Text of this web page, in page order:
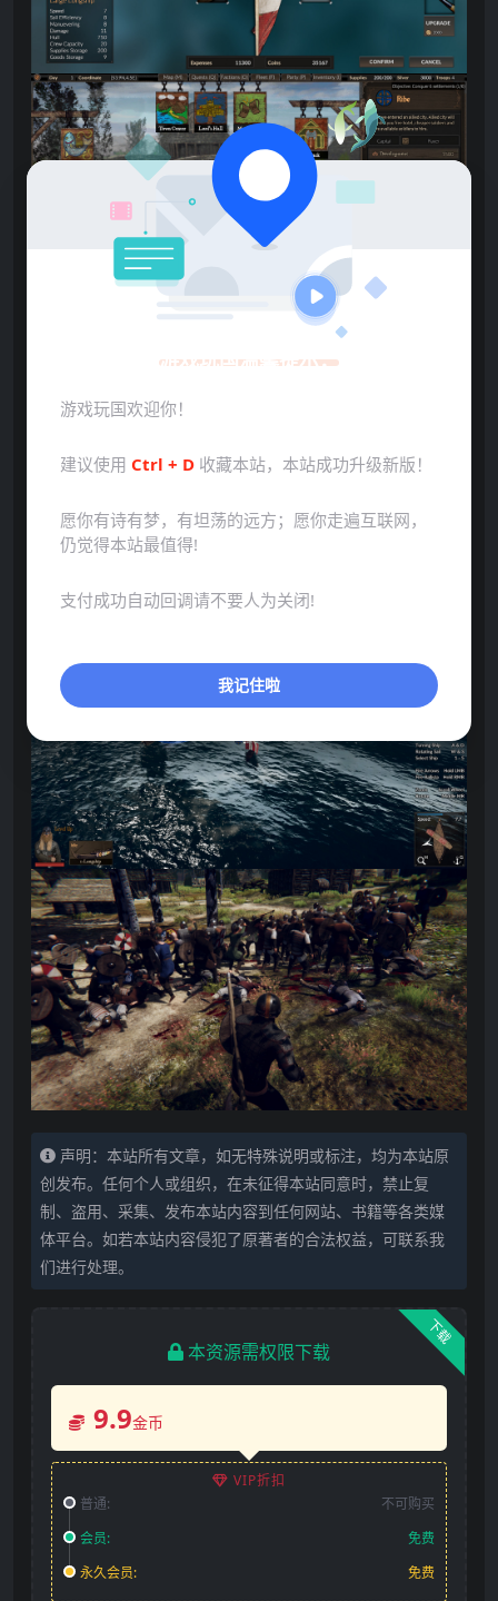
点击展开预览更多游戏图片
声明：本站所有文章，如无特殊说明或标注，均为本站原
创发布。任何个人或组织，在未征得本站同意时，禁止复
制、盗用、采集、发布本站内容到任何网站、书籍等各类媒
体平台。如若本站内容侵犯了原著者的合法权益，可联系我
们进行处理。
下载
本资源需权限下载
9.9金币
VIP折扣
普通:
不可购买
会员:
免费
永久会员:
免费
游戏玩国温馨提示：
游戏玩国欢迎你！
建议使用 Ctrl + D 收藏本站，本站成功升级新版！
愿你有诗有梦，有坦荡的远方；愿你走遍互联网，
仍觉得本站最值得!
支付成功自动回调请不要人为关闭!
我记住啦